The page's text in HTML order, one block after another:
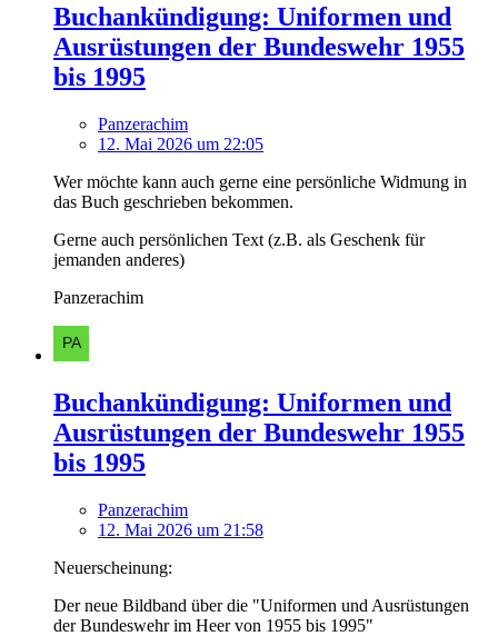
Buchankündigung: Uniformen und
Ausrüstungen der Bundeswehr 1955
bis 1995
Panzerachim
12. Mai 2026 um 22:05
Wer möchte kann auch gerne eine persönliche Widmung in
das Buch geschrieben bekommen.
Gerne auch persönlichen Text (z.B. als Geschenk für
jemanden anderes)
Panzerachim
Buchankündigung: Uniformen und
Ausrüstungen der Bundeswehr 1955
bis 1995
Panzerachim
12. Mai 2026 um 21:58
Neuerscheinung:
Der neue Bildband über die "Uniformen und Ausrüstungen
der Bundeswehr im Heer von 1955 bis 1995"